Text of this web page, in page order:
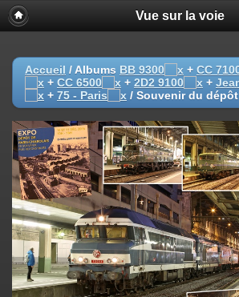
Vue sur la voie
Accueil / Albums BB 9300 + CC
+ CC 6500 + 2D2 9100 +
+ 75 - Paris / Souvenir du